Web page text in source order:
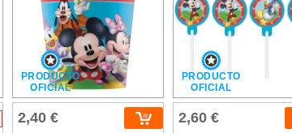
PRODUCTO
OFICIAL
2,40 €
PRODUCTO
OFICIAL
2,60 €